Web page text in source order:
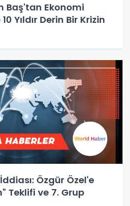
Baş'tan Ekonomi
Yıldır Derin Bir Krizin
Özgür Özel'e
Teklifi ve 7. Grup